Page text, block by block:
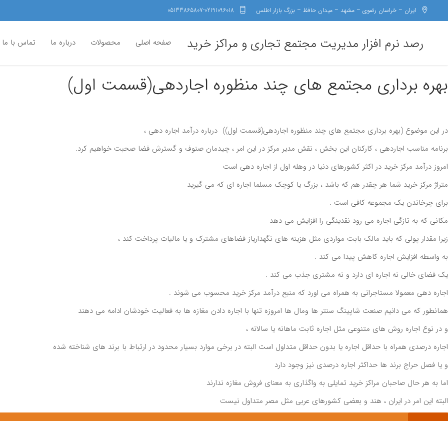
ایران – خراسان رضوی – مشهد – میدان حافظ – بزرگ بازار اطلس 05133865807-02191096018
رصد نرم افزار مدیریت مجتمع تجاری و مراکز خرید صفحه اصلی محصولات درباره ما تماس با ما
بهره برداری مجتمع های چند منظوره اجاردهی(قسمت اول)
در این موضوع (بهره برداری مجتمع های چند منظوره اجاردهی(قسمت اول)) درباره درآمد اجاره دهی ،
برنامه مناسب اجاردهی ، کارکنان این بخش ، نقش مدیر مرکز در این امر ، چیدمان صنوف و گسترش فضا صحبت خواهیم کرد.
امروز درآمد مرکز خرید در اکثر کشورهای دنیا در وهله اول از اجاره دهی است
متراژ مرکز خرید شما هر چقدر هم که باشد ، بزرگ یا کوچک مسلما اجاره ای که می گیرید
برای چرخاندن یک مجموعه کافی است .
مکانی که به تازگی اجاره می رود نقدینگی را افزایش می دهد
زیرا مقدار پولی که باید مالک بابت مواردی مثل هزینه های نگهداریاز فضاهای مشترک و یا مالیات پرداخت کند ،
به واسطه افزایش اجاره کاهش پیدا می کند .
یک فضای خالی نه اجاره ای دارد و نه مشتری جذب می کند .
اجاره دهی معمولا مستاجرانی به همراه می اورد که منبع درآمد مرکز خرید محسوب می شوند .
همانطور که می دانیم صنعت شاپینگ سنتر ها ومال ها امروزه تنها با اجاره دادن مغازه ها به فعالیت خودشان ادامه می دهند
و در نوع اجاره روش های متنوعی مثل اجاره ثابت ماهانه یا سالانه ،
اجاره درصدی همراه با حداقل اجاره یا بدون حداقل متداول است البته در برخی موارد بسیار محدود در ارتباط با برند های شناخته شده
و یا فصل حراج برند ها حداکثر اجاره درصدی نیز وجود دارد
اما به هر حال صاحبان مراکز خرید تمایلی به واگذاری به معنای فروش مغازه ندارند
البته این امر در ایران ، هند و بعضی کشورهای عربی مثل مصر متداول نیست